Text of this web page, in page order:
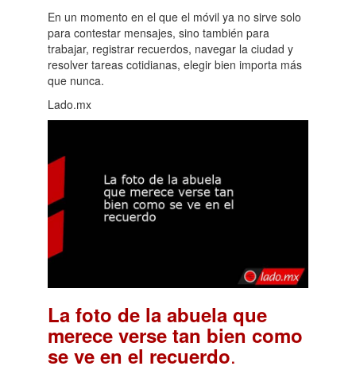
En un momento en el que el móvil ya no sirve solo
para contestar mensajes, sino también para
trabajar, registrar recuerdos, navegar la ciudad y
resolver tareas cotidianas, elegir bien importa más
que nunca.
Lado.mx
La foto de la abuela que
merece verse tan bien como
se ve en el recuerdo.